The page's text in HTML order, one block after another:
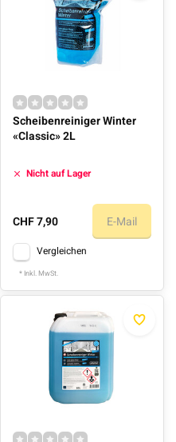
Scheibenreiniger Winter
«Classic» 2L
Nicht auf Lager
CHF 7,90 E-Mail
Vergleichen
* Inkl. MwSt.